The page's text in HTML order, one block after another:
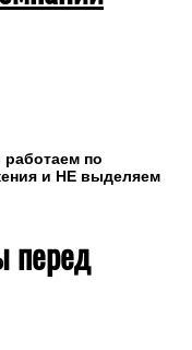
по
и НЕ выделяем
перед